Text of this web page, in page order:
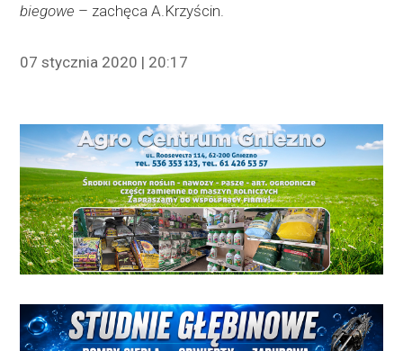
biegowe – zachęca A.Krzyścin.
07 stycznia 2020 | 20:17